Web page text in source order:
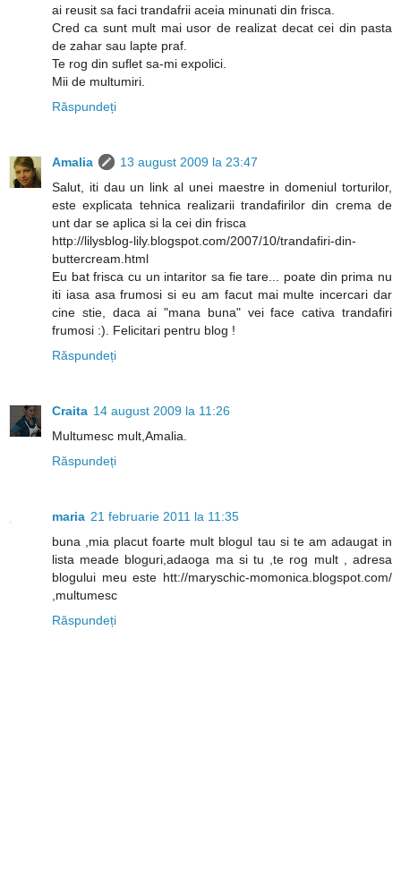
ai reusit sa faci trandafrii aceia minunati din frisca.
Cred ca sunt mult mai usor de realizat decat cei din pasta
de zahar sau lapte praf.
Te rog din suflet sa-mi expolici.
Mii de multumiri.
Răspundeți
Amalia
13 august 2009 la 23:47
Salut, iti dau un link al unei maestre in domeniul torturilor,
este explicata tehnica realizarii trandafirilor din crema de
unt dar se aplica si la cei din frisca
http://lilysblog-lily.blogspot.com/2007/10/trandafiri-din-
buttercream.html
Eu bat frisca cu un intaritor sa fie tare... poate din prima nu
iti iasa asa frumosi si eu am facut mai multe incercari dar
cine stie, daca ai "mana buna" vei face cativa trandafiri
frumosi :). Felicitari pentru blog !
Răspundeți
Craita 14 august 2009 la 11:26
Multumesc mult,Amalia.
Răspundeți
maria 21 februarie 2011 la 11:35
buna ,mia placut foarte mult blogul tau si te am adaugat in
lista meade bloguri,adaoga ma si tu ,te rog mult , adresa
blogului meu este htt://maryschic-momonica.blogspot.com/
,multumesc
Răspundeți